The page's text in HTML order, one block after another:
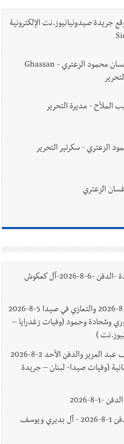
جريدة صيدونيانيوز.نت الإلكترونية
الصحافي السفير غسان محمود الزعتري - Ghassan
الملاّح - مديرة التحرير
الزعتري - سكرتير التحرير
الزعتري
وفاة الحاجة رقية محمد حمودة -الدفن -6-8-2026-آل كعكوش
وفاة مصطفى محمد موسى 3-8-2026 والتعازي في صيدا 5-8-2026
وشحادة وحمود (وفيات زغدرايا –
)
وفاة الشاب موسى محمد خلف عبد العزيز والدفن الأحد 2-8-2026
(وفيات صيدا- لبنان – جريدة
8-2026
وفاة بدرية يوسف بديري -الدفن 1-8-2026 - آل بديري ويوسف